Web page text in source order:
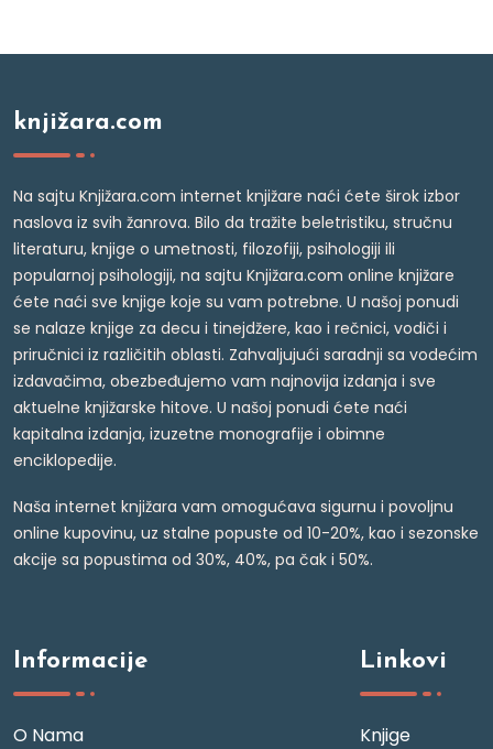
knjižara.com
Na sajtu Knjižara.com internet knjižare naći ćete širok izbor
naslova iz svih žanrova. Bilo da tražite beletristiku, stručnu
literaturu, knjige o umetnosti, filozofiji, psihologiji ili
popularnoj psihologiji, na sajtu Knjižara.com online knjižare
ćete naći sve knjige koje su vam potrebne. U našoj ponudi
se nalaze knjige za decu i tinejdžere, kao i rečnici, vodiči i
priručnici iz različitih oblasti. Zahvaljujući saradnji sa vodećim
izdavačima, obezbeđujemo vam najnovija izdanja i sve
aktuelne knjižarske hitove. U našoj ponudi ćete naći
kapitalna izdanja, izuzetne monografije i obimne
enciklopedije.
Naša internet knjižara vam omogućava sigurnu i povoljnu
online kupovinu, uz stalne popuste od 10-20%, kao i sezonske
akcije sa popustima od 30%, 40%, pa čak i 50%.
Informacije
O Nama
Linkovi
Knjige